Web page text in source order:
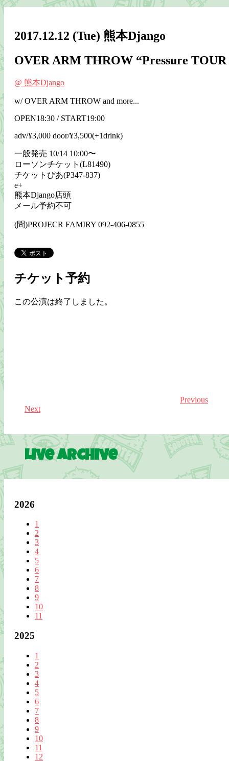
2017.12.12 (Tue) 熊本Django
OVER ARM THROW “Pressure TOUR
@ 熊本Django
w/ OVER ARM THROW and more...
OPEN18:30 / START19:00
adv/¥3,000 door/¥3,500(+1drink)
一般発売 10/14 10:00〜
ローソンチケット(L81490)
チケットぴあ(P347-837)
e+
熊本Django店頭
メール予約不可
(問)PROJECR FAMIRY 092-406-0855
チケット予約
この公演は終了しました。
Previous
Next
Live Archive
2026
1
2
3
4
5
6
7
8
9
10
11
2025
1
2
3
4
5
6
7
8
9
10
11
12